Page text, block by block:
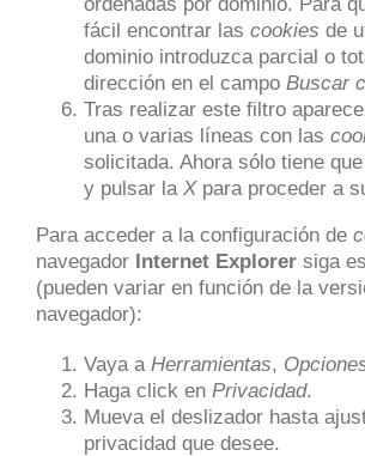
fácil encontrar las cookies de
dominio introduzca parcial o
dirección en el campo Buscar
Tras realizar este filtro
una o varias líneas con las
solicitada. Ahora sólo tiene
y pulsar la Xpara proceder a
Para acceder a la configuración de
navegador Internet Explorer siga
(pueden variar en función de la
navegador):
Vaya a Herramientas,
Haga click en Privacidad.
Mueva el deslizador hasta
privacidad que desee.